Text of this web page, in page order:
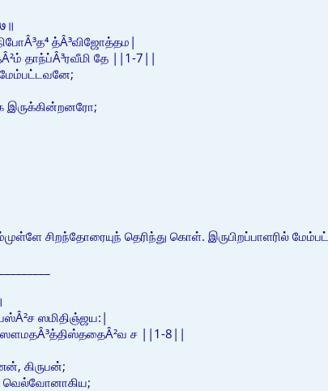
த்Â³விஜோத்தம|
தாந்ப்Â³ரவீமி தே ||1-7||
மேம்பட்டவனே;
இருக்கின்றனரோ;
சிறந்தோரையுந் தெரிந்து கொள். இருபிறப்பாளரில்
ஸமிதிஞ்ஜய:|
ச ||1-8||
கிருபன்;
வெல்வோனாகிய;